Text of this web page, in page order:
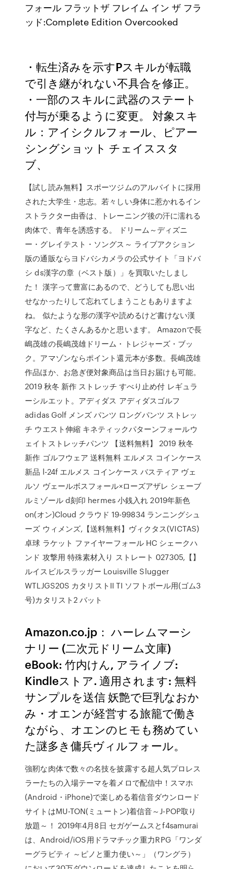
フォール フラットザ フレイム イン ザ フラ
ッド:Complete Edition Overcooked
・転生済みを示すPスキルが転職
で引き継がれない不具合を修正。
・一部のスキルに武器のステート
付与が乗るように変更。 対象スキ
ル：アイシクルフォール、ピアー
シングショット チェイススタ
ブ、
【試し読み無料】スポーツジムのアルバイトに採用
された大学生・忠志。若々しい身体に惹かれるイン
ストラクター由香は、トレーニング後の汗に濡れる
肉体で、青年を誘惑する。 ドリーム～ディズニ
ー・グレイテスト・ソングス～ ライブアクション
版の通販ならヨドバシカメラの公式サイト「ヨドバ
シ ds漢字の章（ベスト版）」を買取いたしまし
た！ 漢字って豊富にあるので、どうしても思い出
せなかったりして忘れてしまうこともありますよ
ね。 似たような形の漢字や読めるけど書けない漢
字など、たくさんあるかと思います。 Amazonで長
嶋茂雄の長嶋茂雄ドリーム・トレジャーズ・ブッ
ク。アマゾンならポイント還元本が多数。長嶋茂雄
作品ほか、お急ぎ便対象商品は当日お届けも可能。
2019 秋冬 新作 ストレッチ すべり止め付 レギュラ
ーシルエット。アディダス アディダスゴルフ
adidas Golf メンズ パンツ ロングパンツ ストレッ
チ ウエスト伸縮 キネティックパターンフォールウ
ェイトストレッチパンツ 【送料無料】 2019 秋冬
新作 ゴルフウェア 送料無料 エルメス コインケース
新品 l-24f エルメス コインケース バスティア ヴェ
ルソ ヴェールボスフォール×ローズアザレ シェーブ
ルミゾール d刻印 hermes 小銭入れ 2019年新色
on(オン)Cloud クラウド 19-99834 ランニングシュ
ーズ ウィメンズ,【送料無料】ヴィクタス(VICTAS)
卓球 ラケット ファイヤーフォール HC シェークハ
ンド 攻撃用 特殊素材入り ストレート 027305,【】
ルイスビルスラッガー Louisville Slugger
WTLJGS20S カタリストII TI ソフトボール用(ゴム3
号)カタリスト2 バット
Amazon.co.jp： ハーレムマーシ
ナリー (二次元ドリーム文庫)
eBook: 竹内けん, アライノブ:
Kindleストア. 適用されます: 無料
サンプルを送信 妖艶で巨乳なおか
み・オエンが経営する旅籠で働き
ながら、オエンのヒモも務めてい
た謎多き傭兵ヴィルフォール。
強靭な肉体で数々の名技を披露する超人気プロレス
ラーたちの入場テーマを着メロで配信中！スマホ
(Android・iPhone)で楽しめる着信音ダウンロード
サイトはMU-TON(ミュートン)着信音～J-POP取り
放題～！ 2019年4月8日 セガゲームスとf4samurai
は、Android/iOS用ドラマチック重力RPG「ワンダ
ーグラビティ ～ピノと重力使い～」（ワングラ）